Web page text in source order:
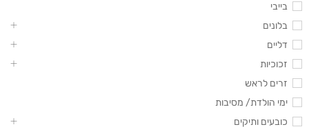
בייבי
בלונים
דליים
זכוכיות
זרים לראש
ימי הולדת/ מסיבות
כובעים ותיקים